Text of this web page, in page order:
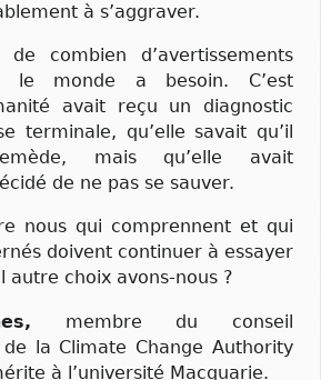
à s’aggraver.
combien d’avertissements
le monde a besoin. C’est
avait reçu un diagnostic
terminale, qu’elle savait qu’il
mais qu’elle avait
de ne pas se sauver.
nous qui comprennent et qui
doivent continuer à essayer
autre choix avons-nous ?
membre du conseil
de la Climate Change Authority
à l’université Macquarie.